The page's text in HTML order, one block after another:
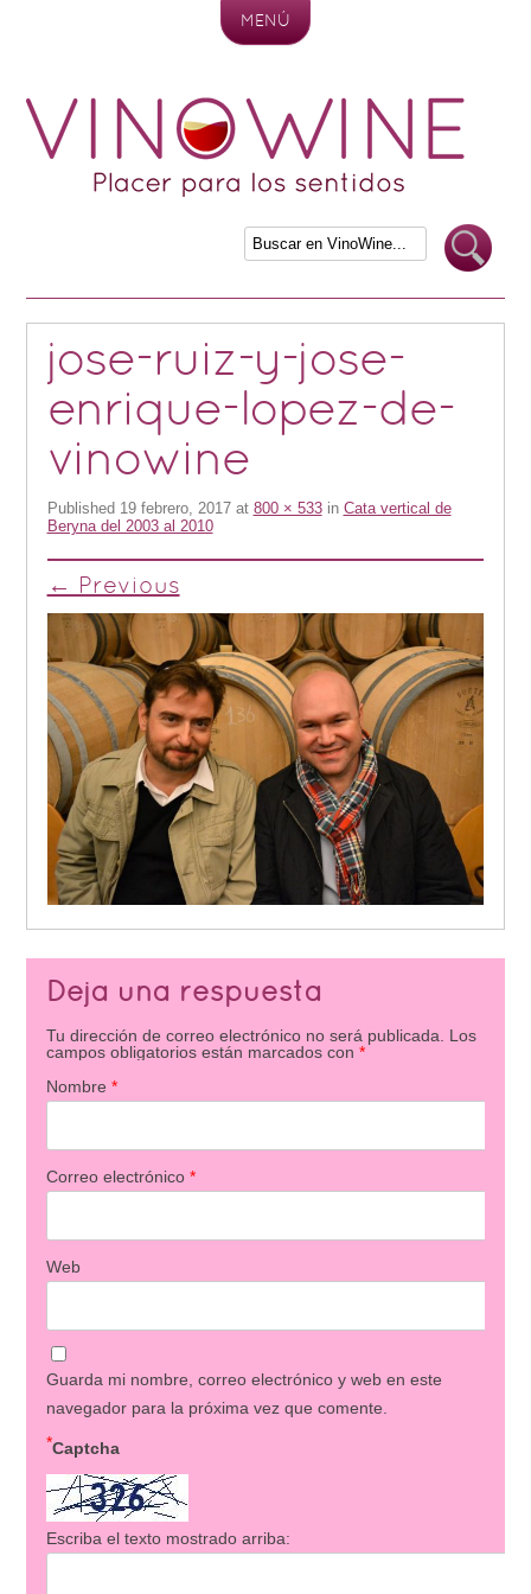
MENÚ
jose-ruiz-y-jose-
enrique-lopez-de-
vinowine
Published 19 febrero, 2017at 800 × 533in Cata vertical de
Beryna del 2003 al 2010
← Previous
Deja una respuesta
Tu dirección de correo electrónico no será publicada. Los
campos obligatorios están marcados con *
Nombre *
Correo electrónico *
Web
Guarda mi nombre, correo electrónico y web en este
navegador para la próxima vez que comente.
Captcha
*
Escriba el texto mostrado arriba: